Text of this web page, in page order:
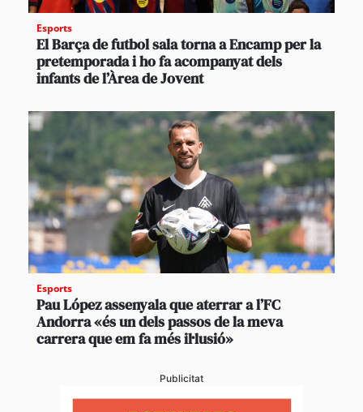
Esports
El Barça de futbol sala torna a Encamp per la
pretemporada i ho fa acompanyat dels
infants de l’Àrea de Jovent
Esports
Pau López assenyala que aterrar a l’FC
Andorra «és un dels passos de la meva
carrera que em fa més il·lusió»
Publicitat